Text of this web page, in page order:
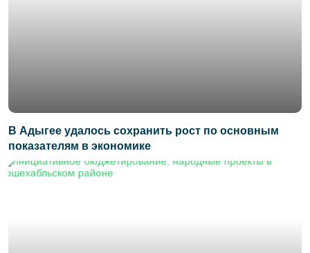
В Адыгее удалось сохранить рост по основным
показателям в экономике